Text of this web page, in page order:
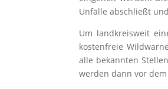
Unfälle abschließt
Um landkreisweit
kostenfreie
alle bekannten
werden dann vor